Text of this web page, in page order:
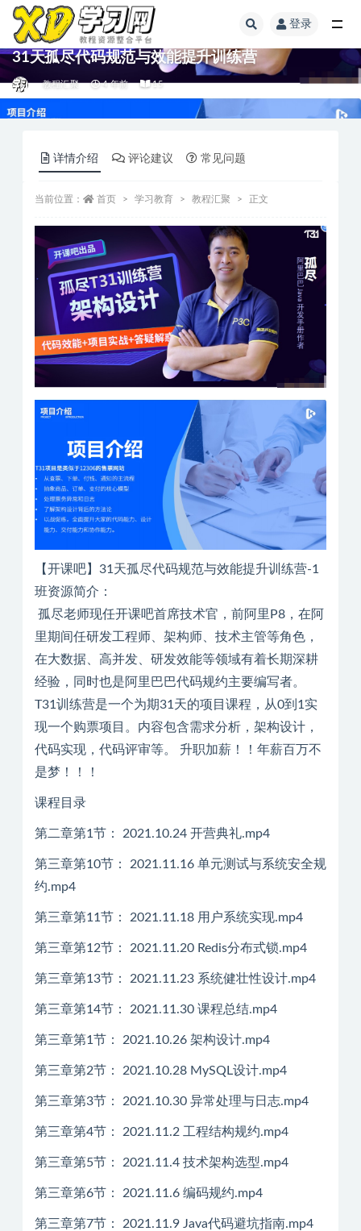
登录
31天孤尽代码规范与效能提升训练营
教程汇聚 4 年前 15
详情介绍 评论建议 常见问题
当前位置： 首页 学习教育 教程汇聚 正文
【开课吧】31天孤尽代码规范与效能提升训练营-1
班资源简介：
孤尽老师现任开课吧首席技术官，前阿里P8，在阿
里期间任研发工程师、架构师、技术主管等角色，
在大数据、高并发、研发效能等领域有着长期深耕
经验，同时也是阿里巴巴代码规约主要编写者。
T31训练营是一个为期31天的项目课程，从0到1实
现一个购票项目。内容包含需求分析，架构设计，
代码实现，代码评审等。 升职加薪！！年薪百万不
是梦！！！
课程目录
第二章第1节： 2021.10.24 开营典礼.mp4
第三章第10节： 2021.11.16 单元测试与系统安全规
约.mp4
第三章第11节： 2021.11.18 用户系统实现.mp4
第三章第12节： 2021.11.20 Redis分布式锁.mp4
第三章第13节： 2021.11.23 系统健壮性设计.mp4
第三章第14节： 2021.11.30 课程总结.mp4
第三章第1节： 2021.10.26 架构设计.mp4
第三章第2节： 2021.10.28 MySQL设计.mp4
第三章第3节： 2021.10.30 异常处理与日志.mp4
第三章第4节： 2021.11.2 工程结构规约.mp4
第三章第5节： 2021.11.4 技术架构选型.mp4
第三章第6节： 2021.11.6 编码规约.mp4
第三章第7节： 2021.11.9 Java代码避坑指南.mp4